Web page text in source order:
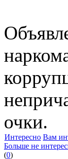
очки.
Интересно Вам
Больше не
(0)